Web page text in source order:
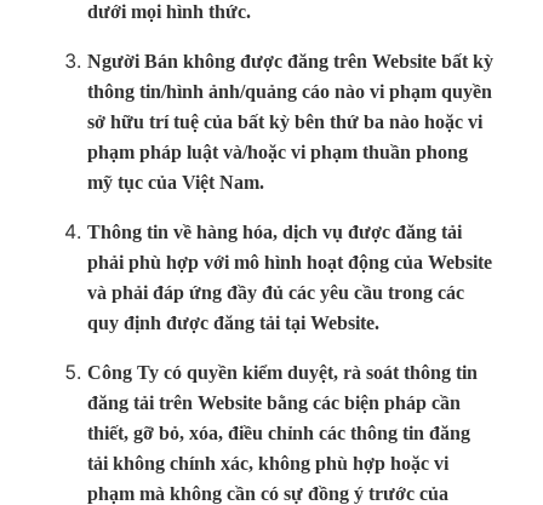
dưới mọi hình thức.
Người Bán không được đăng trên Website bất kỳ
thông tin/hình ảnh/quảng cáo nào vi phạm quyền
sở hữu trí tuệ của bất kỳ bên thứ ba nào hoặc vi
phạm pháp luật và/hoặc vi phạm thuần phong
mỹ tục của Việt Nam.
Thông tin về hàng hóa, dịch vụ được đăng tải
phải phù hợp với mô hình hoạt động của Website
và phải đáp ứng đầy đủ các yêu cầu trong các
quy định được đăng tải tại Website.
Công Ty có quyền kiểm duyệt, rà soát thông tin
đăng tải trên Website bằng các biện pháp cần
thiết, gỡ bỏ, xóa, điều chỉnh các thông tin đăng
tải không chính xác, không phù hợp hoặc vi
phạm mà không cần có sự đồng ý trước của